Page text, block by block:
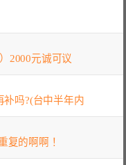
2000元诚可议
补吗?(台中半年内
复的啊啊！